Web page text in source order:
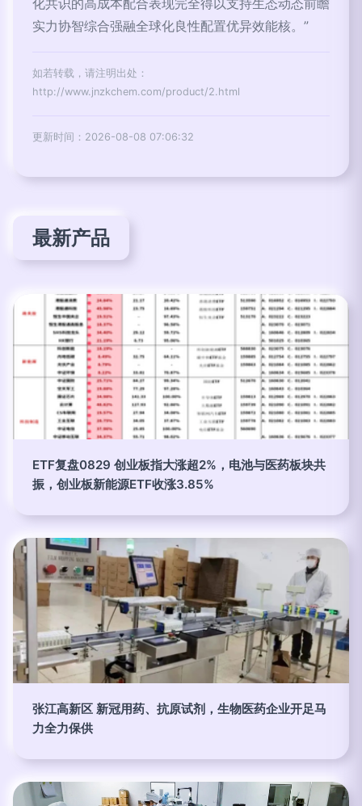
化共识的高成本配合表现完全得以支持生态动态前瞻
实力协智综合强融全球化良性配置优异效能核。”
如若转载，请注明出处：
http://www.jnzkchem.com/product/2.html
更新时间：2026-08-08 07:06:32
最新产品
ETF复盘0829 创业板指大涨超2%，电池与医药板块共
振，创业板新能源ETF收涨3.85%
张江高新区 新冠用药、抗原试剂，生物医药企业开足马
力全力保供